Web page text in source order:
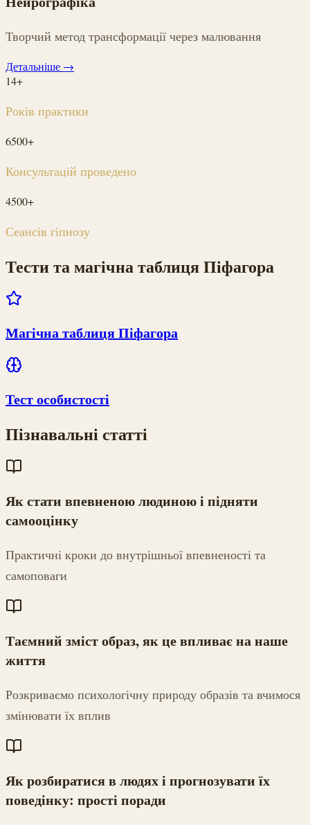
Творчий метод трансформації через малювання
Детальніше →
14+
Років практики
6500+
Консультацій проведено
4500+
Сеансів гіпнозу
Тести та магічна таблиця Піфагора
Магічна таблиця Піфагора
Тест особистості
Пізнавальні статті
Як стати впевненою людиною і підняти
самооцінку
Практичні кроки до внутрішньої впевненості та
самоповаги
Таємний зміст образ, як це впливає на наше
життя
Розкриваємо психологічну природу образів та вчимося
змінювати їх вплив
Як розбиратися в людях і прогнозувати їх
поведінку: прості поради